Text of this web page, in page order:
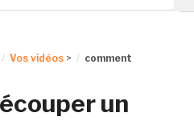
Vos vidéos >
comment
un